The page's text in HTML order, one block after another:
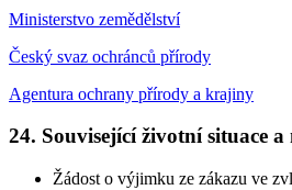
Ministerstvo zemědělství
Český svaz ochránců přírody
Agentura ochrany přírody a krajiny
24. Související životní situace
Žádost o výjimku ze zákazu ve